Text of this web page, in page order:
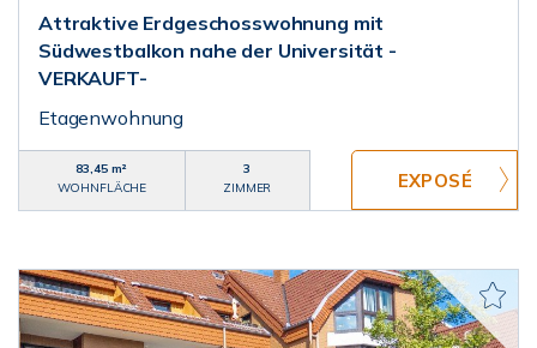
Attraktive Erdgeschosswohnung mit
Südwestbalkon nahe der Universität -
VERKAUFT-
Etagenwohnung
83,45 m²
WOHNFLÄCHE
3
ZIMMER